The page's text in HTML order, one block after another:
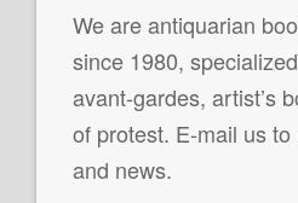
We are antiquarian
since 1980,
avant-gardes, artist’s
of protest. E-mail us
and news.